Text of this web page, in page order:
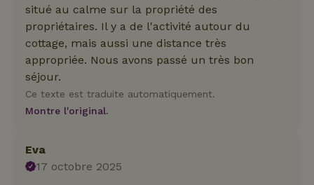
situé au calme sur la propriété des
propriétaires. Il y a de l'activité autour du
cottage, mais aussi une distance très
appropriée. Nous avons passé un très bon
séjour.
Ce texte est traduite automatiquement.
Montre l'original.
Eva
17 octobre 2025